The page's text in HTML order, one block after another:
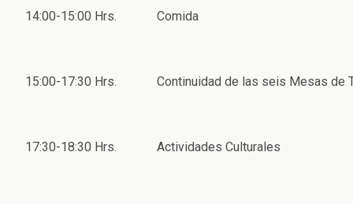
14:00-15:00 Hrs. Comida
15:00-17:30 Hrs. Continuidad de las seis Mesas de
17:30-18:30 Hrs. Actividades Culturales